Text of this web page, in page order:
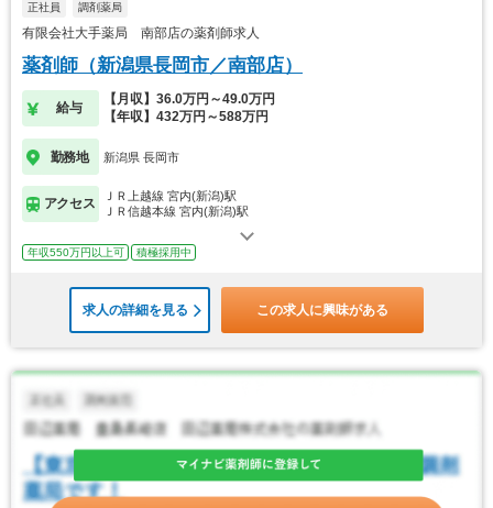
正社員 調剤薬局
有限会社大手薬局 南部店の薬剤師求人
薬剤師（新潟県長岡市／南部店）
給与
【月収】36.0万円～49.0万円
【年収】432万円～588万円
勤務地 新潟県 長岡市
アクセス
ＪＲ上越線 宮内(新潟)駅
ＪＲ信越本線 宮内(新潟)駅
年収550万円以上可 積極採用中
求人の詳細を見る この求人に興味がある